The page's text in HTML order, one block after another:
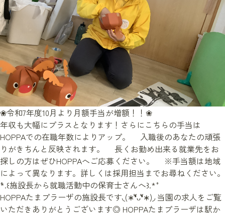
❀令和7年度10月より月額手当が増額！！❀
年収も大幅にプラスとなります！さらにこちらの手当は
HOPPAでの在職年数によりアップ。 入職後のあなたの頑張
りがきちんと反映されます。 長くお勤め出来る就業先をお
探しの方はぜひHOPPAへご応募ください。 ※手当額は地域
によって異なります。詳しくは採用担当までお尋ねください。
˚*.꒰施設長から就職活動中の保育士さんへ꒱.*˚
HOPPAたまプラーザの施設長です◟(∗❛ัᴗ❛ั∗)◞ 当園の求人をご覧
いただきありがとうございます◎ HOPPAたまプラーザは駅か